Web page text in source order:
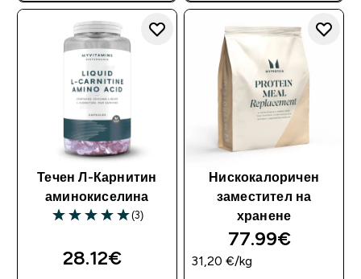
Течен Л-Карнитин
аминокиселина
5 out of 5 stars
(3)
28.12€‎
Нискокалоричен
заместител на
хранене
77.99€‎
31,20 €‎/kg